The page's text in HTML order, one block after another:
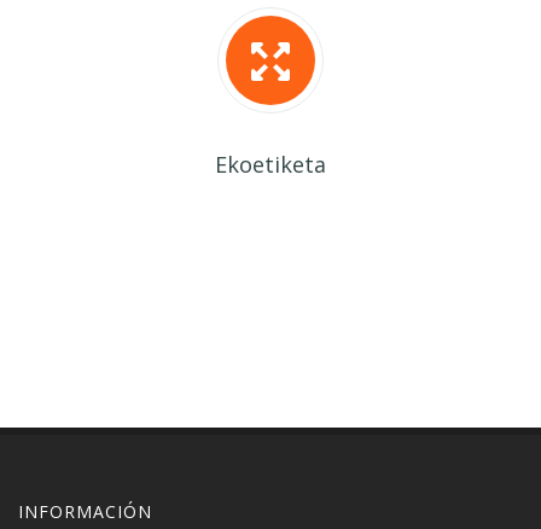
Ekoetiketa
INFORMACIÓN